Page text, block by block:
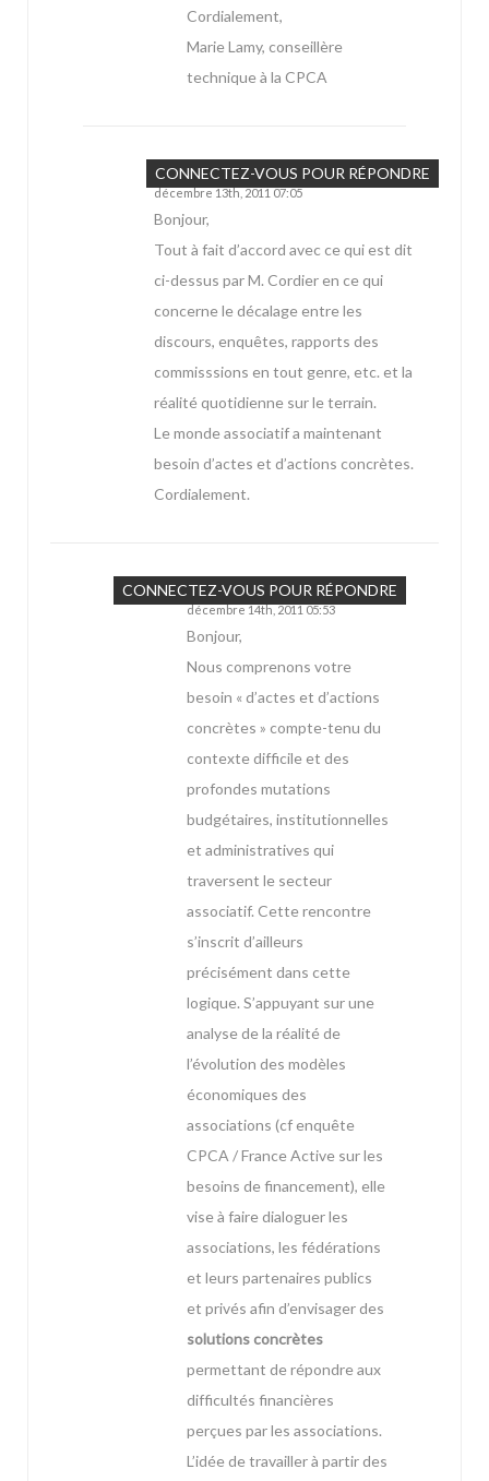
Cordialement,
Marie Lamy, conseillère
technique à la CPCA
BUHLER
décembre 13th, 2011 07:05
CONNECTEZ-VOUS POUR RÉPONDRE
Bonjour,
Tout à fait d’accord avec ce qui est dit
ci-dessus par M. Cordier en ce qui
concerne le décalage entre les
discours, enquêtes, rapports des
commisssions en tout genre, etc. et la
réalité quotidienne sur le terrain.
Le monde associatif a maintenant
besoin d’actes et d’actions concrètes.
Cordialement.
Marie
décembre 14th, 2011 05:53
CONNECTEZ-VOUS POUR RÉPONDRE
Bonjour,
Nous comprenons votre
besoin « d’actes et d’actions
concrètes » compte-tenu du
contexte difficile et des
profondes mutations
budgétaires, institutionnelles
et administratives qui
traversent le secteur
associatif. Cette rencontre
s’inscrit d’ailleurs
précisément dans cette
logique. S’appuyant sur une
analyse de la réalité de
l’évolution des modèles
économiques des
associations (cf enquête
CPCA / France Active sur les
besoins de financement), elle
vise à faire dialoguer les
associations, les fédérations
et leurs partenaires publics
et privés afin d’envisager des
solutions concrètes
permettant de répondre aux
difficultés financières
perçues par les associations.
L’idée de travailler à partir des